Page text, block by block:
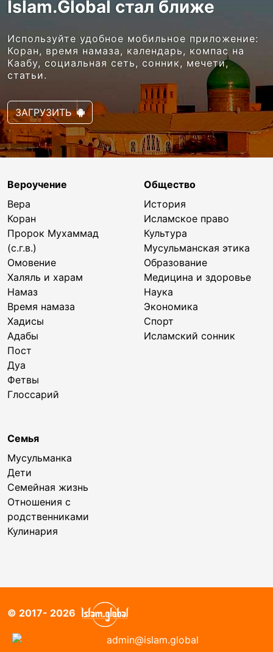
Islam.Global стал ближе
Используйте удобное мобильное приложение:
Коран, время намаза, календарь, компас на
Каабу, социальная сеть, сонник, мечети,
статьи.
ЗАГРУЗИТЬ
Вероучение
Вера
Коран
Пророк Мухаммад
(с.г.в.)
Омовение
Халяль и харам
Намаз
Время намаза
Хадисы
Адабы
Пост
Дуа
Фетвы
Глоссарий
Общество
История
Исламское право
Культура
Мусульманская этика
Образование
Медицина и здоровье
Наука
Экономика
Спорт
Исламский сонник
Семья
Мусульманка
Дети
Семейная жизнь
Отношения с
родственниками
Кулинария
© 2017- 2026
admin@islam.global